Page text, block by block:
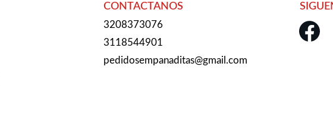
CONTACTANOS
3208373076
3118544901
pedidosempanaditas@gmail.com